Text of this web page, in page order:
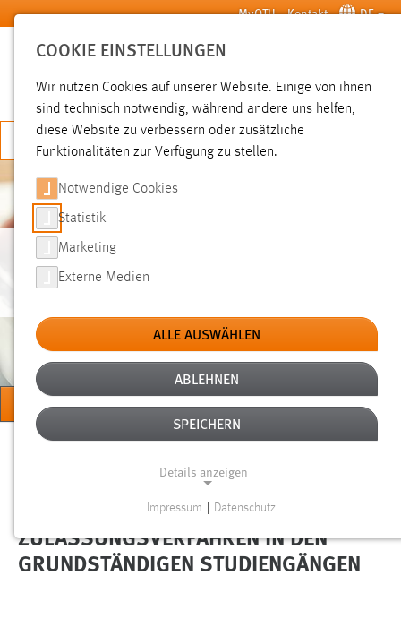
Zum Hauptinhalt springen MyOTH Kontakt DE
SUCHE
JETZT BEWERBEN
BEWERBEN/IMMATRIKULIEREN
MENÜ
Sie sind hier:
ZULASSUNGSVERFAHREN IN DEN
GRUNDSTÄNDIGEN STUDIENGÄNGEN
COOKIE EINSTELLUNGEN
Wir nutzen Cookies auf unserer Website. Einige von ihnen
sind technisch notwendig, während andere uns helfen,
diese Website zu verbessern oder zusätzliche
Funktionalitäten zur Verfügung zu stellen.
Notwendige Cookies
Statistik
Marketing
Externe Medien
ALLE AUSWÄHLEN
ABLEHNEN
SPEICHERN
Details anzeigen
Notwendige Cookies ermöglichen grundlegende
Funktionen und sind für die einwandfreie Funktion der
Impressum Datenschutz